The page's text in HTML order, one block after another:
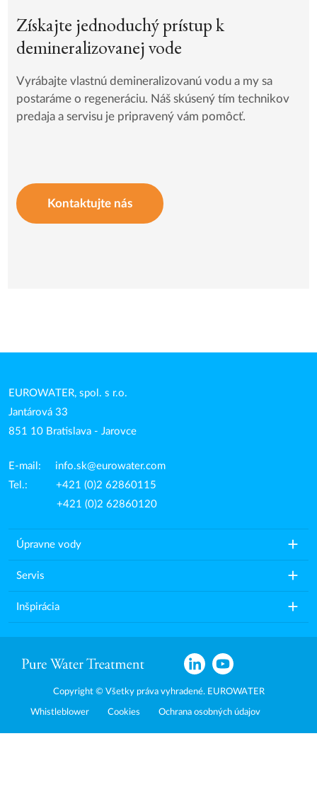
Získajte jednoduchý prístup k
demineralizovanej vode
Vyrábajte vlastnú demineralizovanú vodu a my sa
postaráme o regeneráciu. Náš skúsený tím technikov
predaja a servisu je pripravený vám pomôcť.
Kontaktujte nás
EUROWATER, spol. s r.o.
Jantárová 33
851 10 Bratislava - Jarovce
E-mail: info.sk@eurowater.com
Tel.: +421 (0)2 62860115
+421 (0)2 62860120
Úpravne vody add
Servis add
Inšpirácia add
Copyright © Všetky práva vyhradené. EUROWATER
Whistleblower Cookies Ochrana osobných údajov